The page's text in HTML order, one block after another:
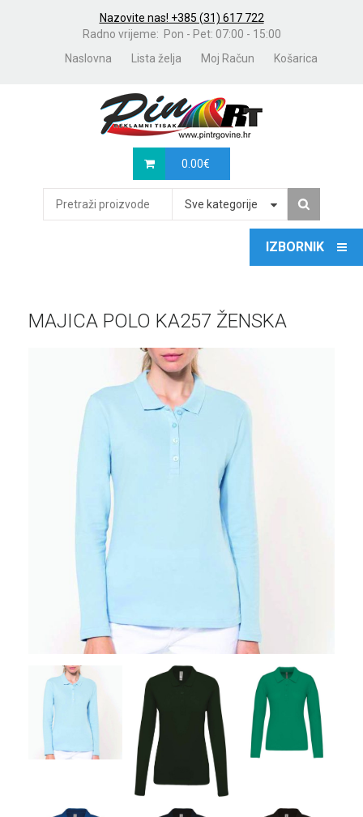
Nazovite nas! +385 (31) 617 722
Radno vrijeme: Pon - Pet: 07:00 - 15:00
Naslovna
Lista želja Moj Račun Košarica
0.00€
Sve kategorije
MAJICA POLO KA257 ŽENSKA